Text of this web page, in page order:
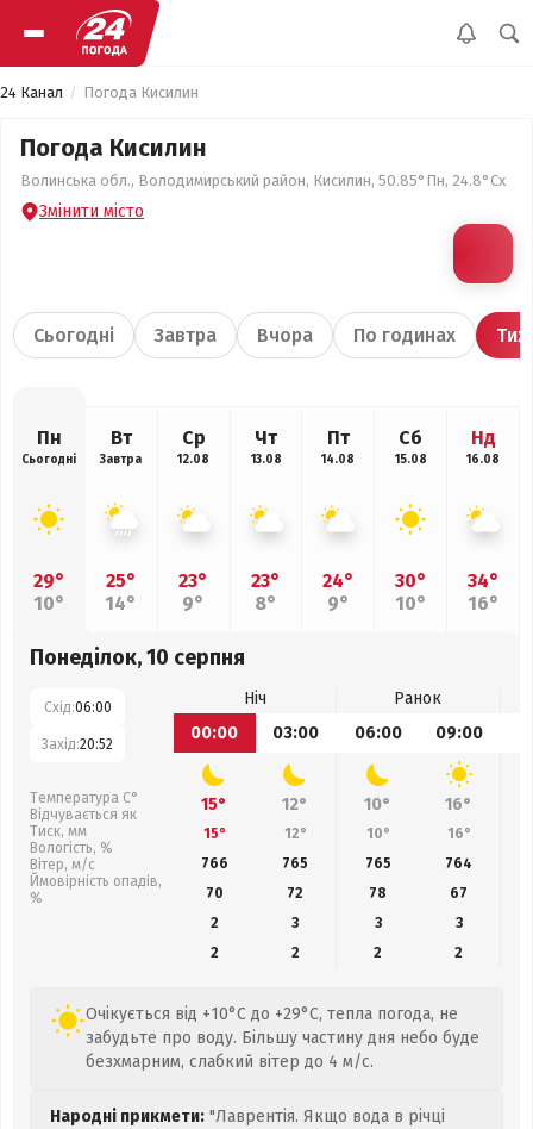
24 Канал Погода Кисилин
Погода Кисилин
Волинська обл., Володимирський район, Кисилин, 50.85°Пн, 24.8°Сх
Змінити місто
Сьогодні Завтра Вчора По годинах
Пн
Сьогодні
29°
10°
Вт
Завтра
25°
14°
Ср
12.08
23°
9°
Чт
13.08
23°
8°
Пт
14.08
24°
9°
Сб
15.08
30°
10°
Нд
16.08
34°
16°
Понеділок, 10 серпня
Схід:06:00
Захід:20:52
Температура С°
Відчувається як
Тиск, мм
Вологість, %
Вітер, м/с
Ймовірність опадів,
%
Ніч
Ранок
00:00
03:00 06:00 09:00
15° 12° 10° 16°
15° 12° 10° 16°
766
765 765 764
70
72 78 67
2
3 3
3
2
2 2 2
Очікується від +10°C до +29°C, тепла погода, не
забудьте про воду. Більшу частину дня небо буде
безхмарним, слабкий вітер до 4 м/с.
Народні прикмети: "Лаврентія. Якщо вода в річці